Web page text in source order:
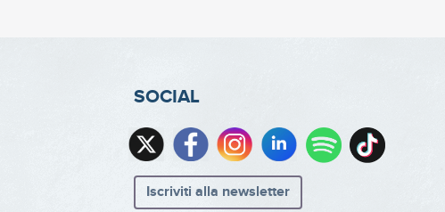
SOCIAL
Iscriviti alla newsletter